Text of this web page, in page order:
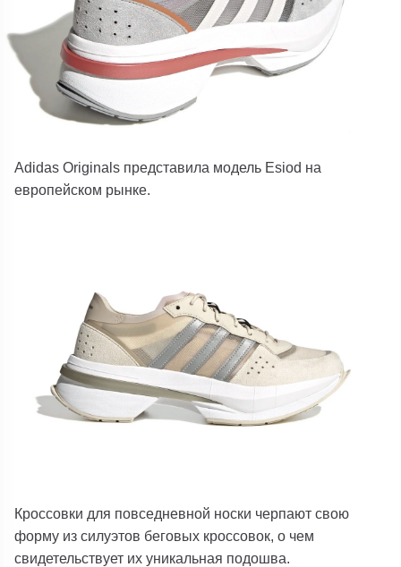
Adidas Originals представила модель Esiod на
европейском рынке.
Кроссовки для повседневной носки черпают свою
форму из силуэтов беговых кроссовок, о чем
свидетельствует их уникальная подошва.